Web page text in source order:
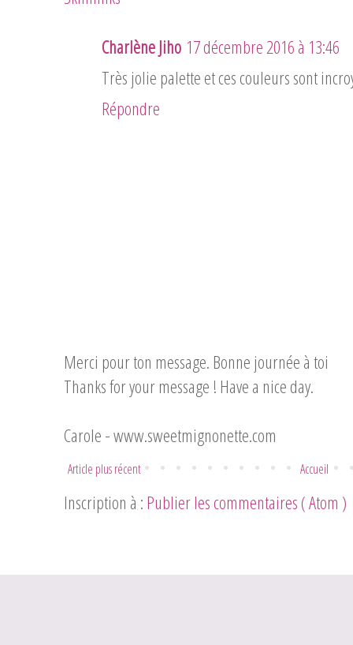
Charlène Jiho 17 décembre 2016 à 13:46
Très jolie palette et ces couleurs sont
Répondre
Merci pour ton message. Bonne journée à toi
Thanks for your message ! Have a nice day.
Carole -www.sweetmignonette.com
Article plus récent Accueil
Inscription à :Publier les commentaires ( Atom )